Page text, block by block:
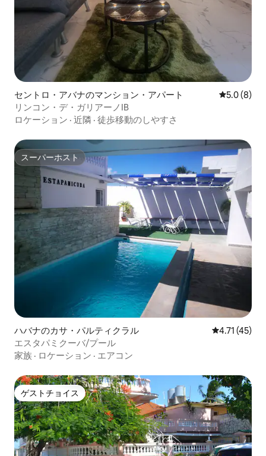
セントロ・アバナのマンション・アパート レビュー8
5.0 (8)
リンコン・デ・ガリアーノIB
ロケーション · 近隣 · 徒歩移動のしやすさ
スーパーホスト
スーパーホスト
ハバナのカサ・パルティクラル レビュー45
4.71 (45)
エスタパミクーバ/プール
家族 · ロケーション · エアコン
ゲストチョイス
ゲストチョイス